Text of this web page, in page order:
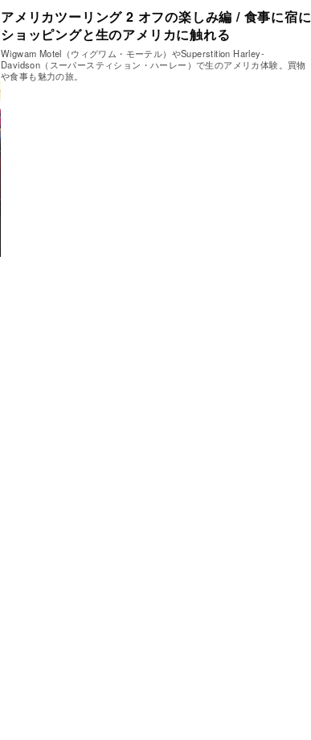
アメリカツーリング 2 オフの楽しみ編 / 食事に宿に
ショッピングと生のアメリカに触れる
Wigwam Motel（ウィグワム・モーテル）やSuperstition Harley-
Davidson（スーパースティション・ハーレー）で生のアメリカ体験。買物
や食事も魅力の旅。